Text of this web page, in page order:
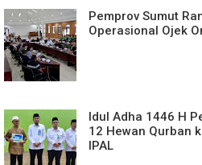
Pemprov Sumut
Operasional Ojek
Idul Adha 1446 H
12 Hewan Qurban
IPAL